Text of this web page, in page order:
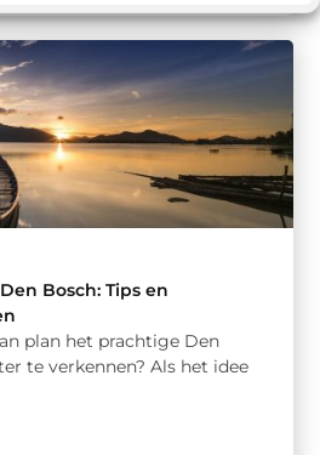
Bosch: Tips en
plan het prachtige Den
te verkennen? Als het idee